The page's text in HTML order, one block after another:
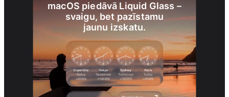
macOS piedāvā Liquid Glass –
svaigu, bet pazīstamu
jaunu izskatu.